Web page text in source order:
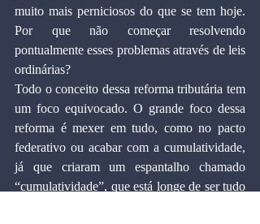
muito mais perniciosos do que se tem hoje.
Por que não começar resolvendo
pontualmente esses problemas através de leis
ordinárias?
Todo o conceito dessa reforma tributária tem
um foco equivocado. O grande foco dessa
reforma é mexer em tudo, como no pacto
federativo ou acabar com a cumulatividade,
já que criaram um espantalho chamado
“cumulatividade”, que está longe de ser tudo